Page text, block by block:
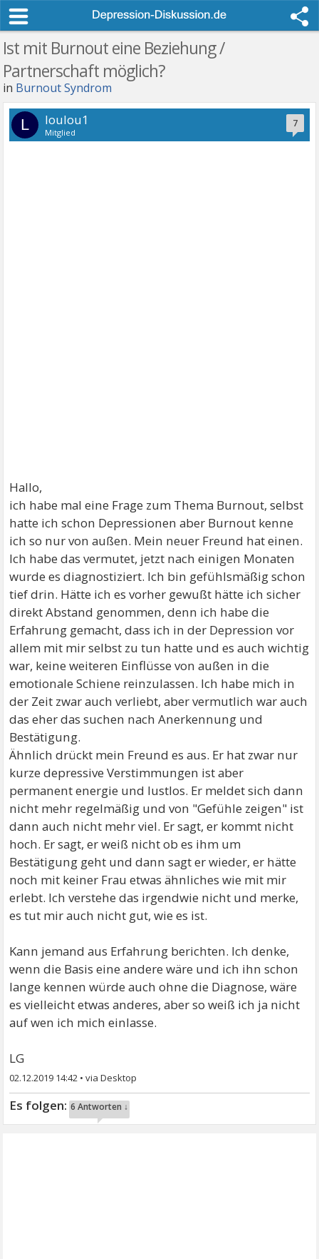
Ist mit Burnout eine Beziehung /
Partnerschaft möglich?
in Burnout Syndrom
7
L loulou1
Mitglied
Hallo,
ich habe mal eine Frage zum Thema Burnout, selbst
hatte ich schon Depressionen aber Burnout kenne
ich so nur von außen. Mein neuer Freund hat einen.
Ich habe das vermutet, jetzt nach einigen Monaten
wurde es diagnostiziert. Ich bin gefühlsmäßig schon
tief drin. Hätte ich es vorher gewußt hätte ich sicher
direkt Abstand genommen, denn ich habe die
Erfahrung gemacht, dass ich in der Depression vor
allem mit mir selbst zu tun hatte und es auch wichtig
war, keine weiteren Einflüsse von außen in die
emotionale Schiene reinzulassen. Ich habe mich in
der Zeit zwar auch verliebt, aber vermutlich war auch
das eher das suchen nach Anerkennung und
Bestätigung.
Ähnlich drückt mein Freund es aus. Er hat zwar nur
kurze depressive Verstimmungen ist aber
permanent energie und lustlos. Er meldet sich dann
nicht mehr regelmäßig und von "Gefühle zeigen" ist
dann auch nicht mehr viel. Er sagt, er kommt nicht
hoch. Er sagt, er weiß nicht ob es ihm um
Bestätigung geht und dann sagt er wieder, er hätte
noch mit keiner Frau etwas ähnliches wie mit mir
erlebt. Ich verstehe das irgendwie nicht und merke,
es tut mir auch nicht gut, wie es ist.
Kann jemand aus Erfahrung berichten. Ich denke,
wenn die Basis eine andere wäre und ich ihn schon
lange kennen würde auch ohne die Diagnose, wäre
es vielleicht etwas anderes, aber so weiß ich ja nicht
auf wen ich mich einlasse.
LG
02.12.2019 14:42 •
6 Antworten ↓